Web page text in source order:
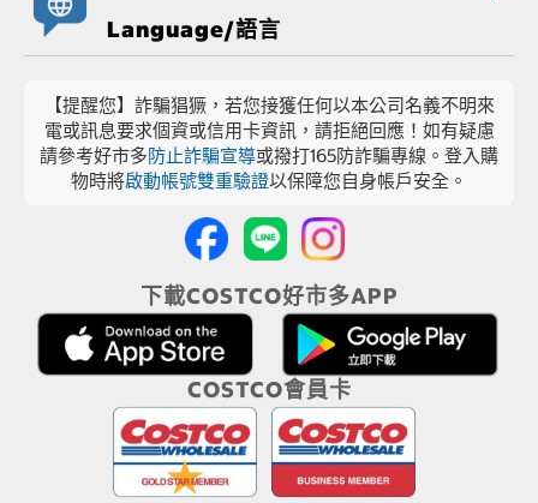
Language/語言
【提醒您】詐騙猖獗，若您接獲任何以本公司名義不明來
電或訊息要求個資或信用卡資訊，請拒絕回應！如有疑慮
請參考好市多防止詐騙宣導或撥打165防詐騙專線。登入購
物時將啟動帳號雙重驗證以保障您自身帳戶安全。
下載COSTCO好市多APP
COSTCO會員卡